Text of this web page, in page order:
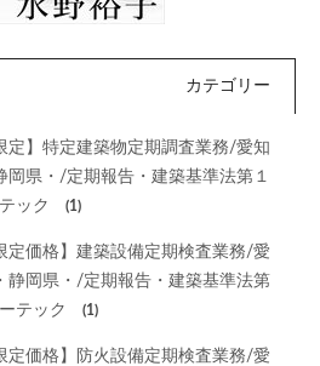
カテゴリー
定】特定建築物定期調査業務/愛知
岡県・/定期報告・建築基準法第１
ック
(1)
定価格】建築設備定期検査業務/愛
静岡県・/定期報告・建築基準法第
テック
(1)
定価格】防火設備定期検査業務/愛